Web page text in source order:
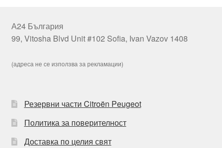
А24 България
99, Vitosha Blvd Unit #102 Sofia, Ivan Vazov 1408
(адреса не се използва за рекламации)
Резервни части Citroën Peugeot
Политика за поверителност
Доставка по целия свят